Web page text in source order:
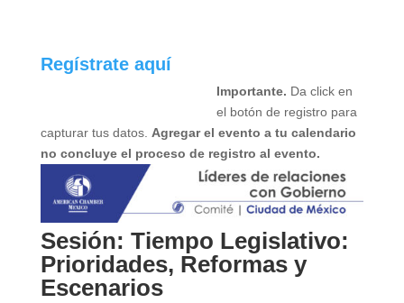
Regístrate aquí
Importante. Da click en
el botón de registro para
capturar tus datos. Agregar el evento a tu calendario
no concluye el proceso de registro al evento.
Sesión: Tiempo Legislativo:
Prioridades, Reformas y
Escenarios